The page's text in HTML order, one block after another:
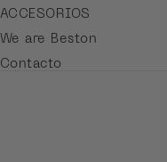
ACCESORIOS
We are Beston
Contacto